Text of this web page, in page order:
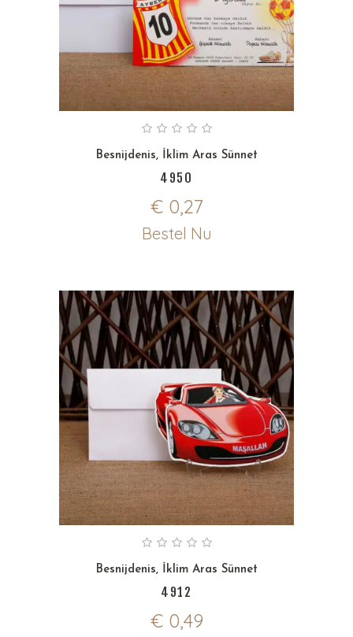
Besnijdenis, İklim Aras Sünnet
4950
€ 0,27
Bestel Nu
Besnijdenis, İklim Aras Sünnet
4912
€ 0,49